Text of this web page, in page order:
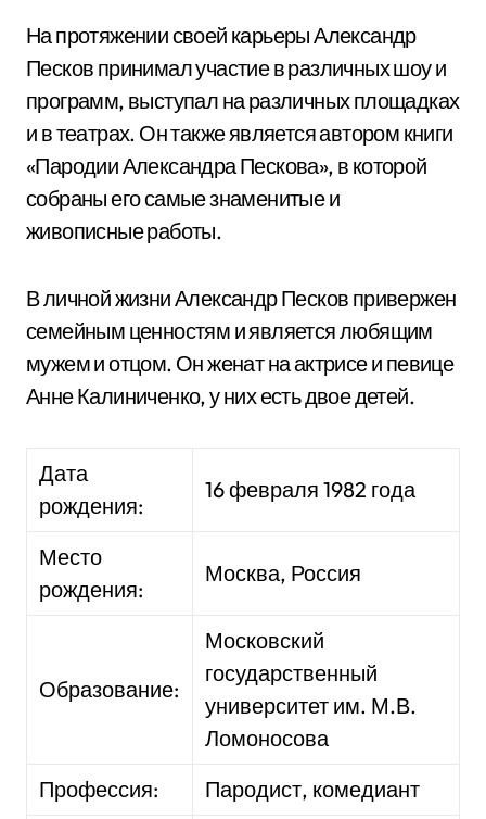
На протяжении своей карьеры Александр
Песков принимал участие в различных шоу и
программ, выступал на различных площадках
и в театрах. Он также является автором книги
«Пародии Александра Пескова», в которой
собраны его самые знаменитые и
живописные работы.
В личной жизни Александр Песков привержен
семейным ценностям и является любящим
мужем и отцом. Он женат на актрисе и певице
Анне Калиниченко, у них есть двое детей.
Дата
рождения:
16 февраля 1982 года
Место
рождения:
Москва, Россия
Образование:
Московский
государственный
университет им. М.В.
Ломоносова
Профессия:
Пародист, комедиант